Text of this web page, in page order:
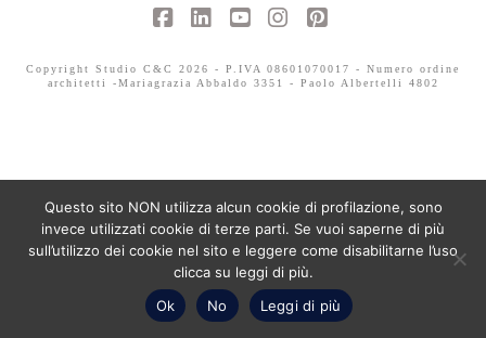
Copyright Studio C&C 2026 - P.IVA 08601070017 - Numero ordine
architetti -Mariagrazia Abbaldo 3351 - Paolo Albertelli 4802
Questo sito NON utilizza alcun cookie di profilazione, sono
invece utilizzati cookie di terze parti. Se vuoi saperne di più
sull’utilizzo dei cookie nel sito e leggere come disabilitarne l’uso
clicca su leggi di più.
Ok
No Leggi di più